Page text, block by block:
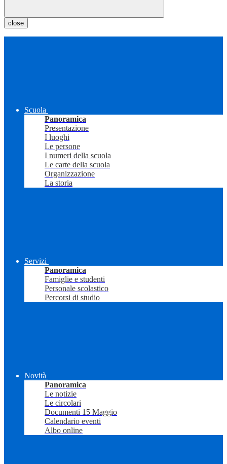
close
Scuola
Panoramica
Presentazione
I luoghi
Le persone
I numeri della scuola
Le carte della scuola
Organizzazione
La storia
Servizi
Panoramica
Famiglie e studenti
Personale scolastico
Percorsi di studio
Novità
Panoramica
Le notizie
Le circolari
Documenti 15 Maggio
Calendario eventi
Albo online